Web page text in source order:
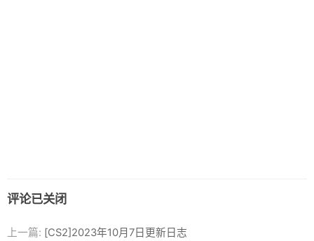
评论已关闭
上一篇: [CS2]2023年10月7日更新日志